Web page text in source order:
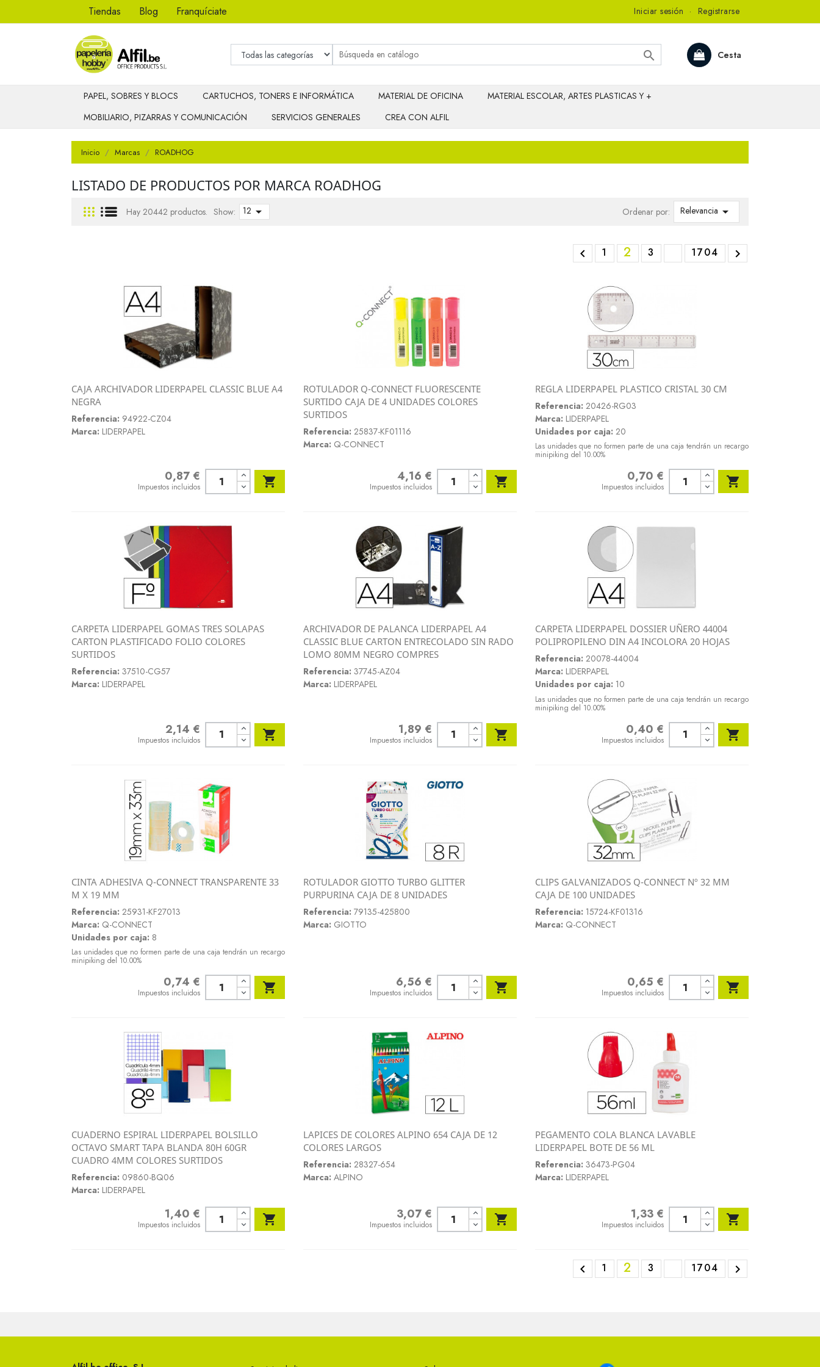
Tiendas Blog Franquíciate Iniciar sesión · Registrarse
Cesta

PAPEL, SOBRES Y BLOCS CARTUCHOS, TONERS E INFORMÁTICA MATERIAL DE OFICINA
MATERIAL ESCOLAR, ARTES PLASTICAS Y +
MOBILIARIO, PIZARRAS Y COMUNICACIÓN
SERVICIOS GENERALES CREA CON ALFIL
Inicio Marcas ROADHOG
LISTADO DE PRODUCTOS POR MARCA ROADHOG
Hay 20442 productos. Show: 12  Ordenar por: Relevancia 
 1 2 3 1704 
CAJA ARCHIVADOR LIDERPAPEL CLASSIC BLUE A4
NEGRA
Referencia: 94922-CZ04
Marca: LIDERPAPEL
0,87 €
Impuestos incluidos 
Vista rápida
ROTULADOR Q-CONNECT FLUORESCENTE
SURTIDO CAJA DE 4 UNIDADES COLORES
SURTIDOS
Referencia: 25837-KF01116
Marca: Q-CONNECT
4,16 €
Impuestos incluidos 
Vista rápida
REGLA LIDERPAPEL PLASTICO CRISTAL 30 CM
Referencia: 20426-RG03
Marca: LIDERPAPEL
Unidades por caja: 20
Las unidades que no formen parte de una caja tendrán un recargo
minipiking del 10.00%
0,70 €
Impuestos incluidos 
Vista rápida
CARPETA LIDERPAPEL GOMAS TRES SOLAPAS
CARTON PLASTIFICADO FOLIO COLORES
SURTIDOS
Referencia: 37510-CG57
Marca: LIDERPAPEL
2,14 €
Impuestos incluidos 
Vista rápida
ARCHIVADOR DE PALANCA LIDERPAPEL A4
CLASSIC BLUE CARTON ENTRECOLADO SIN RADO
LOMO 80MM NEGRO COMPRES
Referencia: 37745-AZ04
Marca: LIDERPAPEL
1,89 €
Impuestos incluidos 
Vista rápida
CARPETA LIDERPAPEL DOSSIER UÑERO 44004
POLIPROPILENO DIN A4 INCOLORA 20 HOJAS
Referencia: 20078-44004
Marca: LIDERPAPEL
Unidades por caja: 10
Las unidades que no formen parte de una caja tendrán un recargo
minipiking del 10.00%
0,40 €
Impuestos incluidos 
CINTA ADHESIVA Q-CONNECT TRANSPARENTE 33
M X 19 MM
Referencia: 25931-KF27013
Marca: Q-CONNECT
Unidades por caja: 8
Las unidades que no formen parte de una caja tendrán un recargo
minipiking del 10.00%
0,74 €
Impuestos incluidos 
 Vista rápida
ROTULADOR GIOTTO TURBO GLITTER
PURPURINA CAJA DE 8 UNIDADES
Referencia: 79135-425800
Marca: GIOTTO
6,56 €
Impuestos incluidos 
Vista rápida
CLIPS GALVANIZADOS Q-CONNECT Nº 32 MM
CAJA DE 100 UNIDADES
Referencia: 15724-KF01316
Marca: Q-CONNECT
0,65 €
Impuestos incluidos 
Vista rápida
CUADERNO ESPIRAL LIDERPAPEL BOLSILLO
OCTAVO SMART TAPA BLANDA 80H 60GR
CUADRO 4MM COLORES SURTIDOS
Referencia: 09860-BQ06
Marca: LIDERPAPEL
1,40 €
Impuestos incluidos 
LAPICES DE COLORES ALPINO 654 CAJA DE 12
COLORES LARGOS
Referencia: 28327-654
Marca: ALPINO
3,07 €
Impuestos incluidos 
Vista rápida
PEGAMENTO COLA BLANCA LAVABLE
LIDERPAPEL BOTE DE 56 ML
Referencia: 36473-PG04
Marca: LIDERPAPEL
1,33 €
Impuestos incluidos 
 1 2 3 1704 